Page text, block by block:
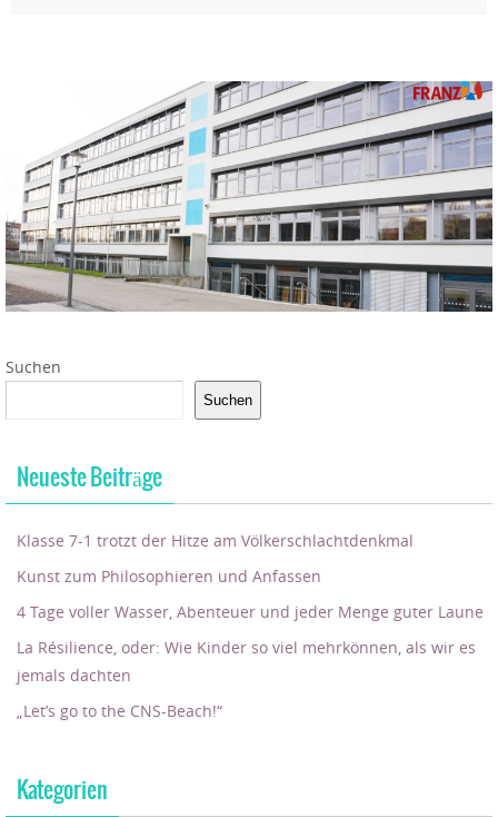
Suchen
Suchen
Neueste Beiträge
Klasse 7-1 trotzt der Hitze am Völkerschlachtdenkmal
Kunst zum Philosophieren und Anfassen
4 Tage voller Wasser, Abenteuer und jeder Menge guter Laune
La Résilience, oder: Wie Kinder so viel mehrkönnen, als wir es
jemals dachten
„Let’s go to the CNS-Beach!“
Kategorien